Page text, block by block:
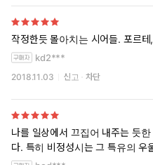
작정한듯 몰아치는 시어들. 포르테
kd2***
2018.11.03 신고 차단
나를 일상에서 끄집어 내주는 듯
다. 특히 비정성시는 그 특유의 우